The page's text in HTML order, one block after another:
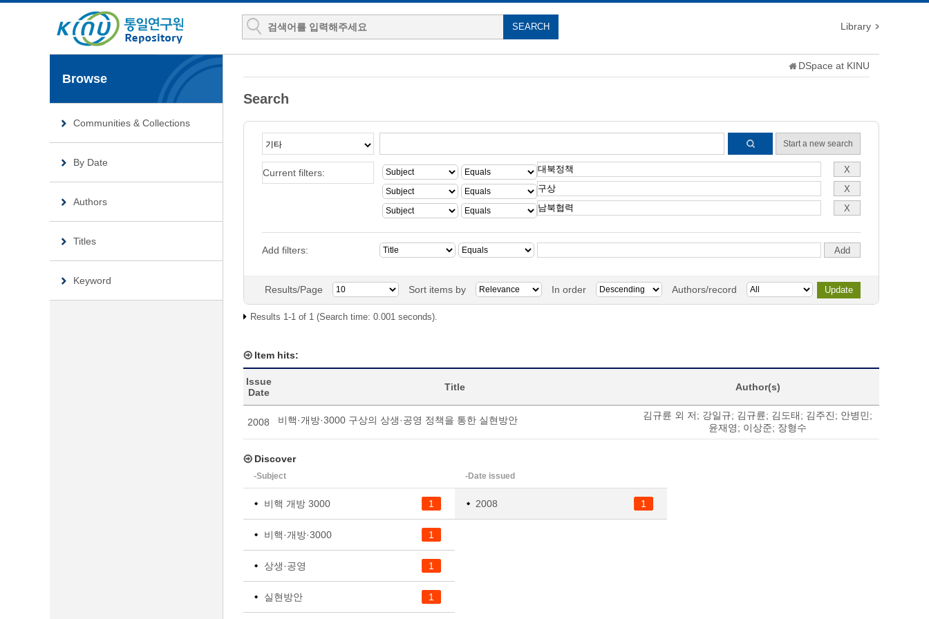
Library
Browse
Communities & Collections
By Date
Authors
Titles
Keyword
DSpace at KINU
Search
Start a new search
Current filters:
Add filters:
Results/Page Sort items by In order Authors/record
Results 1-1 of 1 (Search time: 0.001 seconds).
Item hits:
Issue
Date
Title Author(s)
2008 비핵·개방·3000 구상의 상생·공영 정책을 통한 실현방안 김규륜 외 저; 강일규; 김규륜; 김도태; 김주진; 안병민;
윤재영; 이상준; 장형수
Discover
-Subject
1
비핵 개방 3000
1
비핵·개방·3000
1
상생·공영
1
실현방안
-Date issued
1
2008